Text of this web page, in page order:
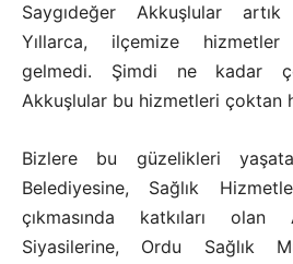
Saygıdeğer Akkuşlular
Yıllarca, ilçemize
gelmedi. Şimdi ne kadar
Akkuşlular bu hizmetleri çoktan
Bizlere bu güzelikleri
Belediyesine, Sağlık
çıkmasında katkıları
Siyasilerine, Ordu Sağlık